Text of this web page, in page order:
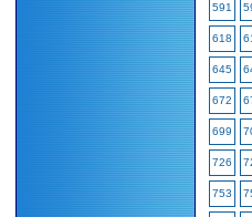
591
618
645
672
699
726
753